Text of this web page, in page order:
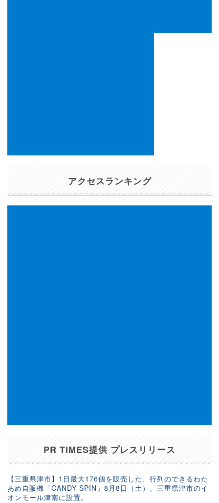
アクセスランキング
PR TIMES提供 プレスリリース
【三重県津市】1日最大176個を販売した、行列のできるわた
あめ自販機「CANDY SPIN」8月8日（土）、三重県津市のイ
オンモール津南に設置。